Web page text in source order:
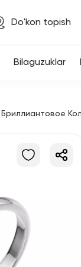
Do'kon topish
Bilaguzuklar
Бриллиантовое